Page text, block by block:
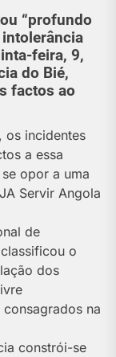
“profundo
feira, 9,
do Bié,
factos ao
os incidentes
a essa
opor a uma
Servir Angola
de
o
dos
na
constrói-se